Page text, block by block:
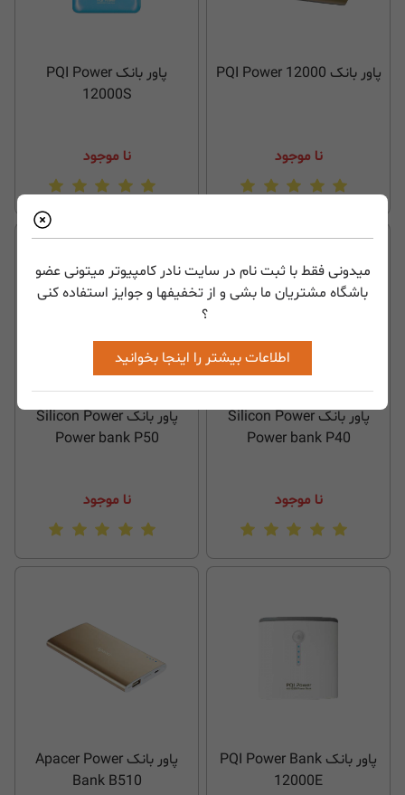
میدونی فقط با ثبت نام در سایت نادر کامپیوتر میتونی عضو
باشگاه مشتریان ما بشی و از تخفیفها و جوایز استفاده کنی
؟
اطلاعات بیشتر را اینجا بخوانید
پاور بانک PQI Power 12000
نا موجود
پاور بانک PQI Power
12000S
نا موجود
پاور بانک Silicon Power
Power bank P40
نا موجود
پاور بانک Silicon Power
Power bank P50
نا موجود
پاور بانک PQI Power Bank
12000E
پاور بانک Apacer Power
Bank B510